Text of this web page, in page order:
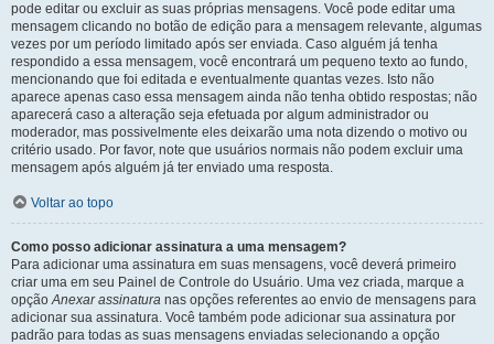
pode editar ou excluir as suas próprias mensagens. Você pode editar uma
mensagem clicando no botão de edição para a mensagem relevante, algumas
vezes por um período limitado após ser enviada. Caso alguém já tenha
respondido a essa mensagem, você encontrará um pequeno texto ao fundo,
mencionando que foi editada e eventualmente quantas vezes. Isto não
aparece apenas caso essa mensagem ainda não tenha obtido respostas; não
aparecerá caso a alteração seja efetuada por algum administrador ou
moderador, mas possivelmente eles deixarão uma nota dizendo o motivo ou
critério usado. Por favor, note que usuários normais não podem excluir uma
mensagem após alguém já ter enviado uma resposta.
Voltar ao topo
Como posso adicionar assinatura a uma mensagem?
Para adicionar uma assinatura em suas mensagens, você deverá primeiro
criar uma em seu Painel de Controle do Usuário. Uma vez criada, marque a
opçãoAnexar assinatura nas opções referentes ao envio de mensagens para
adicionar sua assinatura. Você também pode adicionar sua assinatura por
padrão para todas as suas mensagens enviadas selecionando a opção